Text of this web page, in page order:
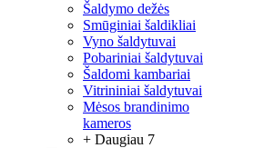
Šaldymo dežės
Smūginiai šaldikliai
Vyno šaldytuvai
Pobariniai šaldytuvai
Šaldomi kambariai
Vitrininiai šaldytuvai
Mėsos brandinimo
kameros
+ Daugiau 7